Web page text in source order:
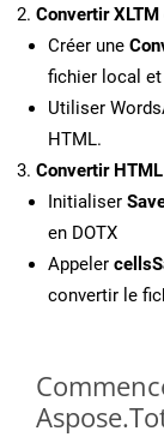
Convertir
Créer une
fichier local
Utiliser
HTML.
Convertir
Initialiser
en DOTX
Appeler
convertir le